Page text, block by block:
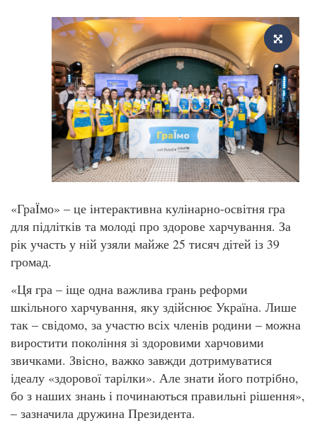
«ГраЇмо» – це інтерактивна кулінарно-освітня гра
для підлітків та молоді про здорове харчування. За
рік участь у ній узяли майже 25 тисяч дітей із 39
громад.
«Ця гра – іще одна важлива грань реформи
шкільного харчування, яку здійснює Україна. Лише
так – свідомо, за участю всіх членів родини – можна
виростити покоління зі здоровими харчовими
звичками. Звісно, важко завжди дотримуватися
ідеалу «здорової тарілки». Але знати його потрібно,
бо з наших знань і починаються правильні рішення»,
– зазначила дружина Президента.